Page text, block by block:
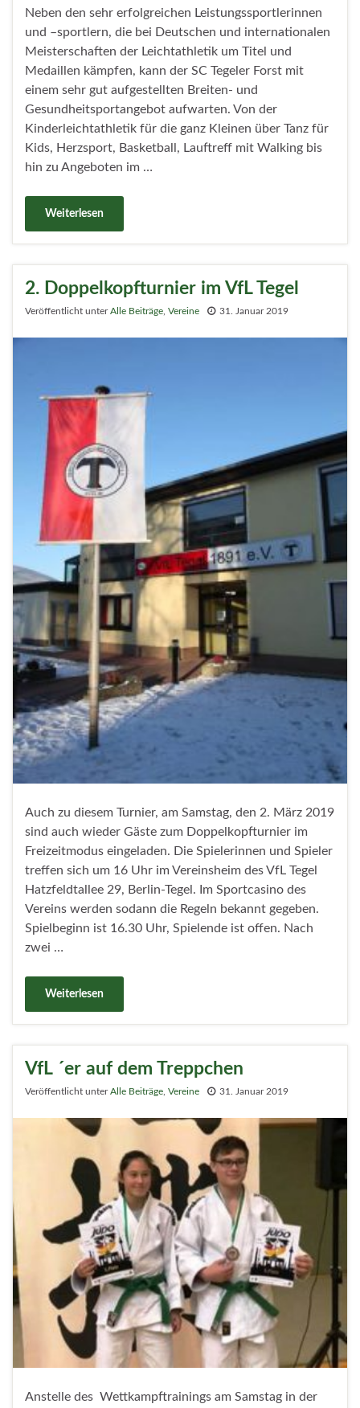
Neben den sehr erfolgreichen Leistungssportlerinnen
und –sportlern, die bei Deutschen und internationalen
Meisterschaften der Leichtathletik um Titel und
Medaillen kämpfen, kann der SC Tegeler Forst mit
einem sehr gut aufgestellten Breiten- und
Gesundheitsportangebot aufwarten. Von der
Kinderleichtathletik für die ganz Kleinen über Tanz für
Kids, Herzsport, Basketball, Lauftreff mit Walking bis
hin zu Angeboten im …
Weiterlesen
2. Doppelkopfturnier im VfL Tegel
Veröffentlicht unterAlle Beiträge Vereine 31. Januar 2019
Auch zu diesem Turnier, am Samstag, den 2. März 2019
sind auch wieder Gäste zum Doppelkopfturnier im
Freizeitmodus eingeladen. Die Spielerinnen und Spieler
treffen sich um 16 Uhr im Vereinsheim des VfL Tegel
Hatzfeldtallee 29, Berlin-Tegel. Im Sportcasino des
Vereins werden sodann die Regeln bekannt gegeben.
Spielbeginn ist 16.30 Uhr, Spielende ist offen. Nach
zwei …
Weiterlesen
VfL ´er auf dem Treppchen
Veröffentlicht unterAlle Beiträge Vereine 31. Januar 2019
Anstelle des Wettkampftrainings am Samstag in der